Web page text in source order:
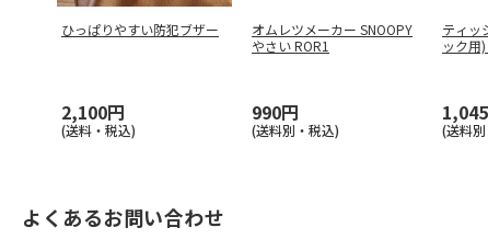
ひっぱりやすい防犯ブザー
2,100円
(送料・税込)
オムレツメーカー SNOOPY
やさい ROR1
990円
(送料別・税込)
ティッ
ック用
(送料
よくあるお問い合わせ